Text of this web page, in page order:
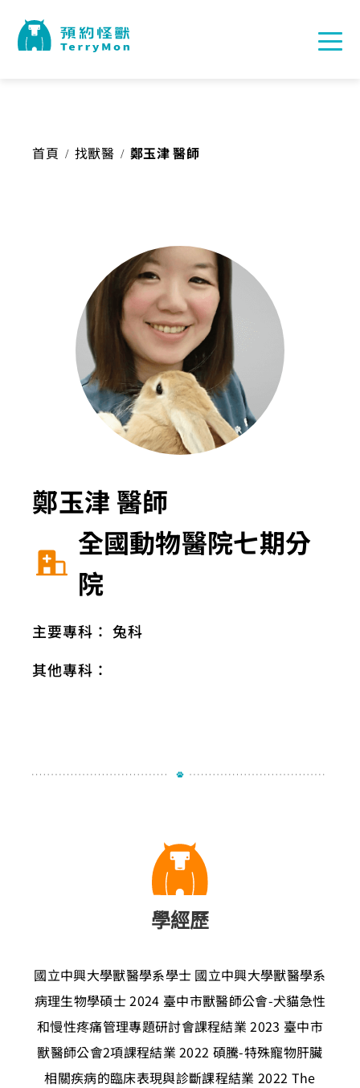
首頁 / 找獸醫 / 鄭玉津 醫師
鄭玉津 醫師
全國動物醫院七期分
院
主要專科： 兔科
其他專科：
學經歷
國立中興大學獸醫學系學士 國立中興大學獸醫學系
病理生物學碩士2024 臺中市獸醫師公會-犬貓急性
和慢性疼痛管理專題研討會課程結業 2023 臺中市
獸醫師公會2項課程結業 2022 碩騰-特殊寵物肝臟
相關疾病的臨床表現與診斷課程結業 2022 The